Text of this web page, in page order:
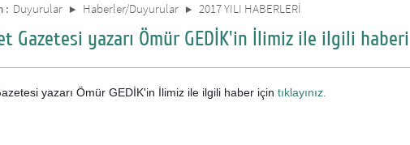
: Duyurular Haberler/Duyurular 2017 YILI HABERLERİ
Gazetesi yazarı Ömür GEDİK'in İlimiz ile ilgili haberi
yazarı Ömür GEDİK'in İlimiz ile ilgili haber için tıklayınız.